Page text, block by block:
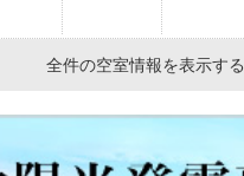
全件の空室情報を表示する